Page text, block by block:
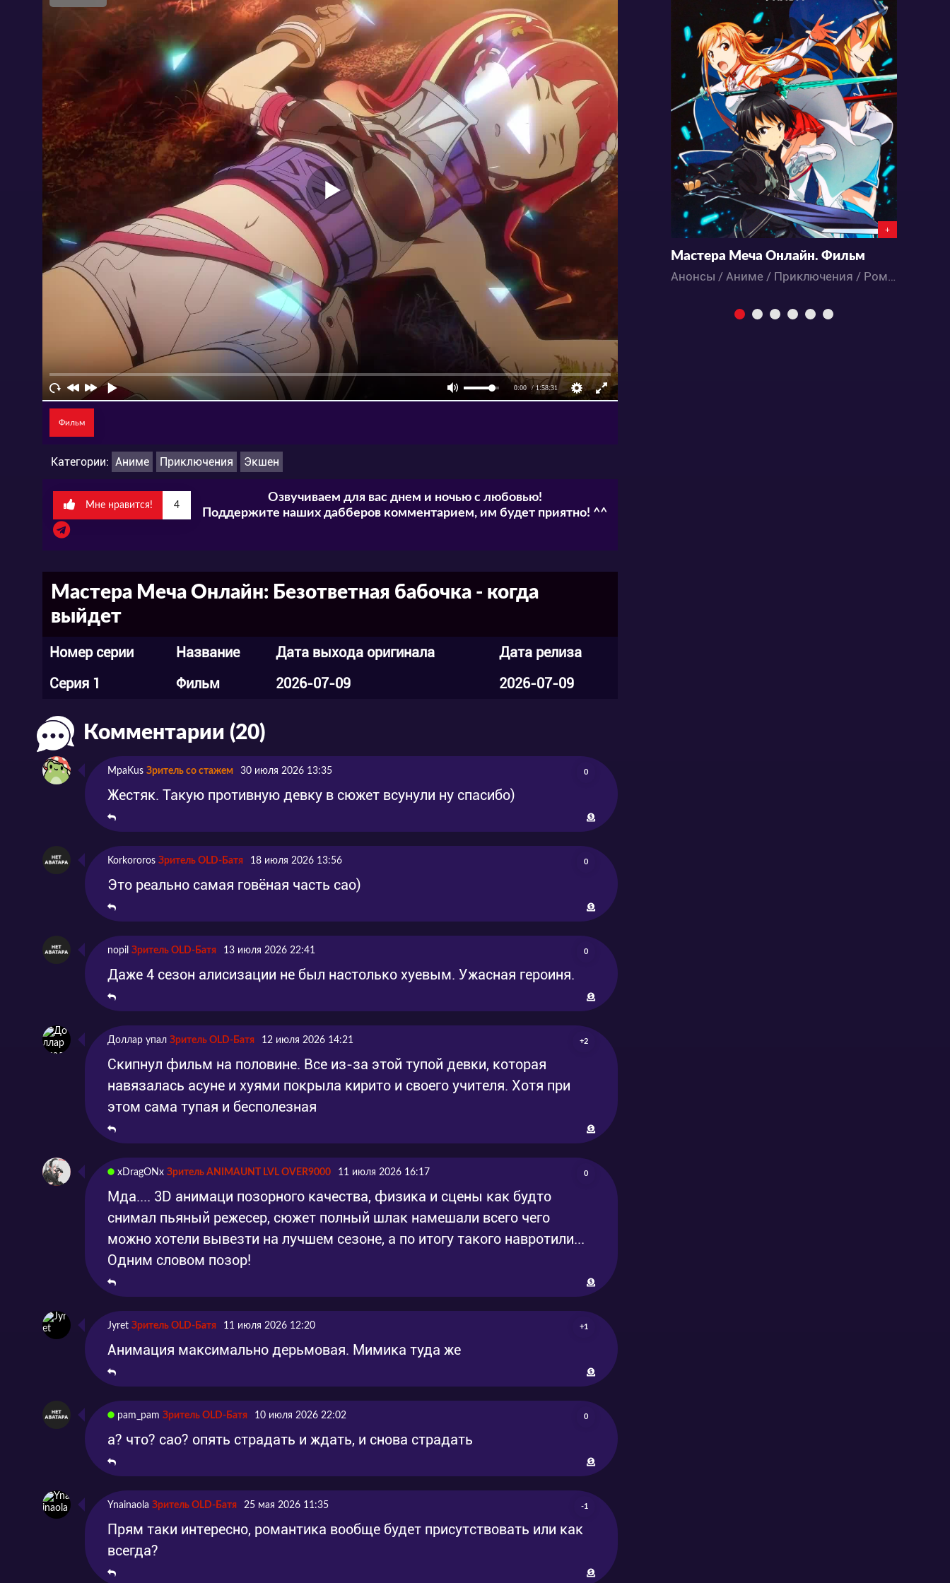
Фильм
Категории: Аниме Приключения Экшен
Мне нравится! 4
Озвучиваем для вас днем и ночью с любовью!
Поддержите наших дабберов комментарием, им будет приятно! ^^
Мастера Меча Онлайн: Безответная бабочка - когда
выйдет
Номер серии Название Дата выхода оригинала
Дата релиза
Серия 1
Фильм 2026-07-09 2026-07-09
Комментарии (20)
MpaKus Зритель со стажем 30 июля 2026 13:35 0
Жестяк. Такую противную девку в сюжет всунули ну спасибо)
Korkororos Зритель OLD-Батя 18 июля 2026 13:56 0
Это реально самая говёная часть сао)
nopil Зритель OLD-Батя 13 июля 2026 22:41 0
Даже 4 сезон алисизации не был настолько хуевым. Ужасная героиня.
Доллар упал Зритель OLD-Батя 12 июля 2026 14:21 +2
Скипнул фильм на половине. Все из-за этой тупой девки, которая
навязалась асуне и хуями покрыла кирито и своего учителя. Хотя при
этом сама тупая и бесполезная
xDragONx Зритель ANIMAUNT LVL OVER9000 11 июля 2026 16:17 0
Мда.... 3D анимаци позорного качества, физика и сцены как будто
снимал пьяный режесер, сюжет полный шлак намешали всего чего
можно хотели вывезти на лучшем сезоне, а по итогу такого навротили...
Одним словом позор!
Jyret Зритель OLD-Батя 11 июля 2026 12:20 +1
Анимация максимально дерьмовая. Мимика туда же
pam_pam Зритель OLD-Батя 10 июля 2026 22:02 0
а? что? сао? опять страдать и ждать, и снова страдать
Ynainaola Зритель OLD-Батя 25 мая 2026 11:35 -1
Прям таки интересно, романтика вообще будет присутствовать или как
всегда?
+
Мастера Меча Онлайн. Фильм
Анонсы / Аниме / Приключения / Романтика / Фэнтези / Экшен